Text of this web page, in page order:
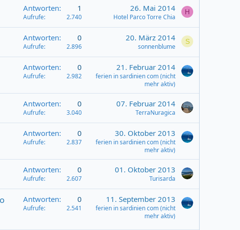
Antworten 1
Aufrufe 2.740
26. Mai 2014
Hotel Parco Torre Chia
H
Antworten 0
Aufrufe 2.896
20. März 2014
sonnenblume
S
Antworten 0
Aufrufe 2.982
21. Februar 2014
ferien in sardinien com (nicht
mehr aktiv)
Antworten 0
Aufrufe 3.040
07. Februar 2014
TerraNuragica
Antworten 0
Aufrufe 2.837
30. Oktober 2013
ferien in sardinien com (nicht
mehr aktiv)
Antworten 0
Aufrufe 2.607
01. Oktober 2013
Turisarda
Antworten 0
Aufrufe 2.541
11. September 2013
ferien in sardinien com (nicht
mehr aktiv)